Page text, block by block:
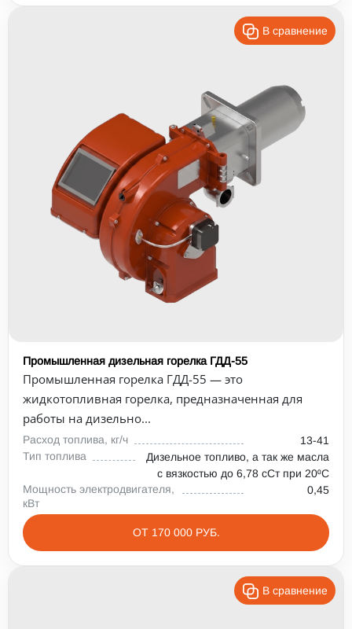
В сравнение
Промышленная дизельная горелка ГДД-55
Промышленная горелка ГДД-55 — это
жидкотопливная горелка, предназначенная для
работы на дизельно...
Расход топлива, кг/ч
13-41
Тип топлива
Дизельное топливо, а так же масла
с вязкостью до 6,78 сСт при 20⁰С
Мощность электродвигателя,
кВт
0,45
ОТ 170 000 РУБ.
В сравнение